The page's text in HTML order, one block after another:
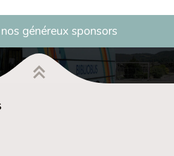
généreux sponsors